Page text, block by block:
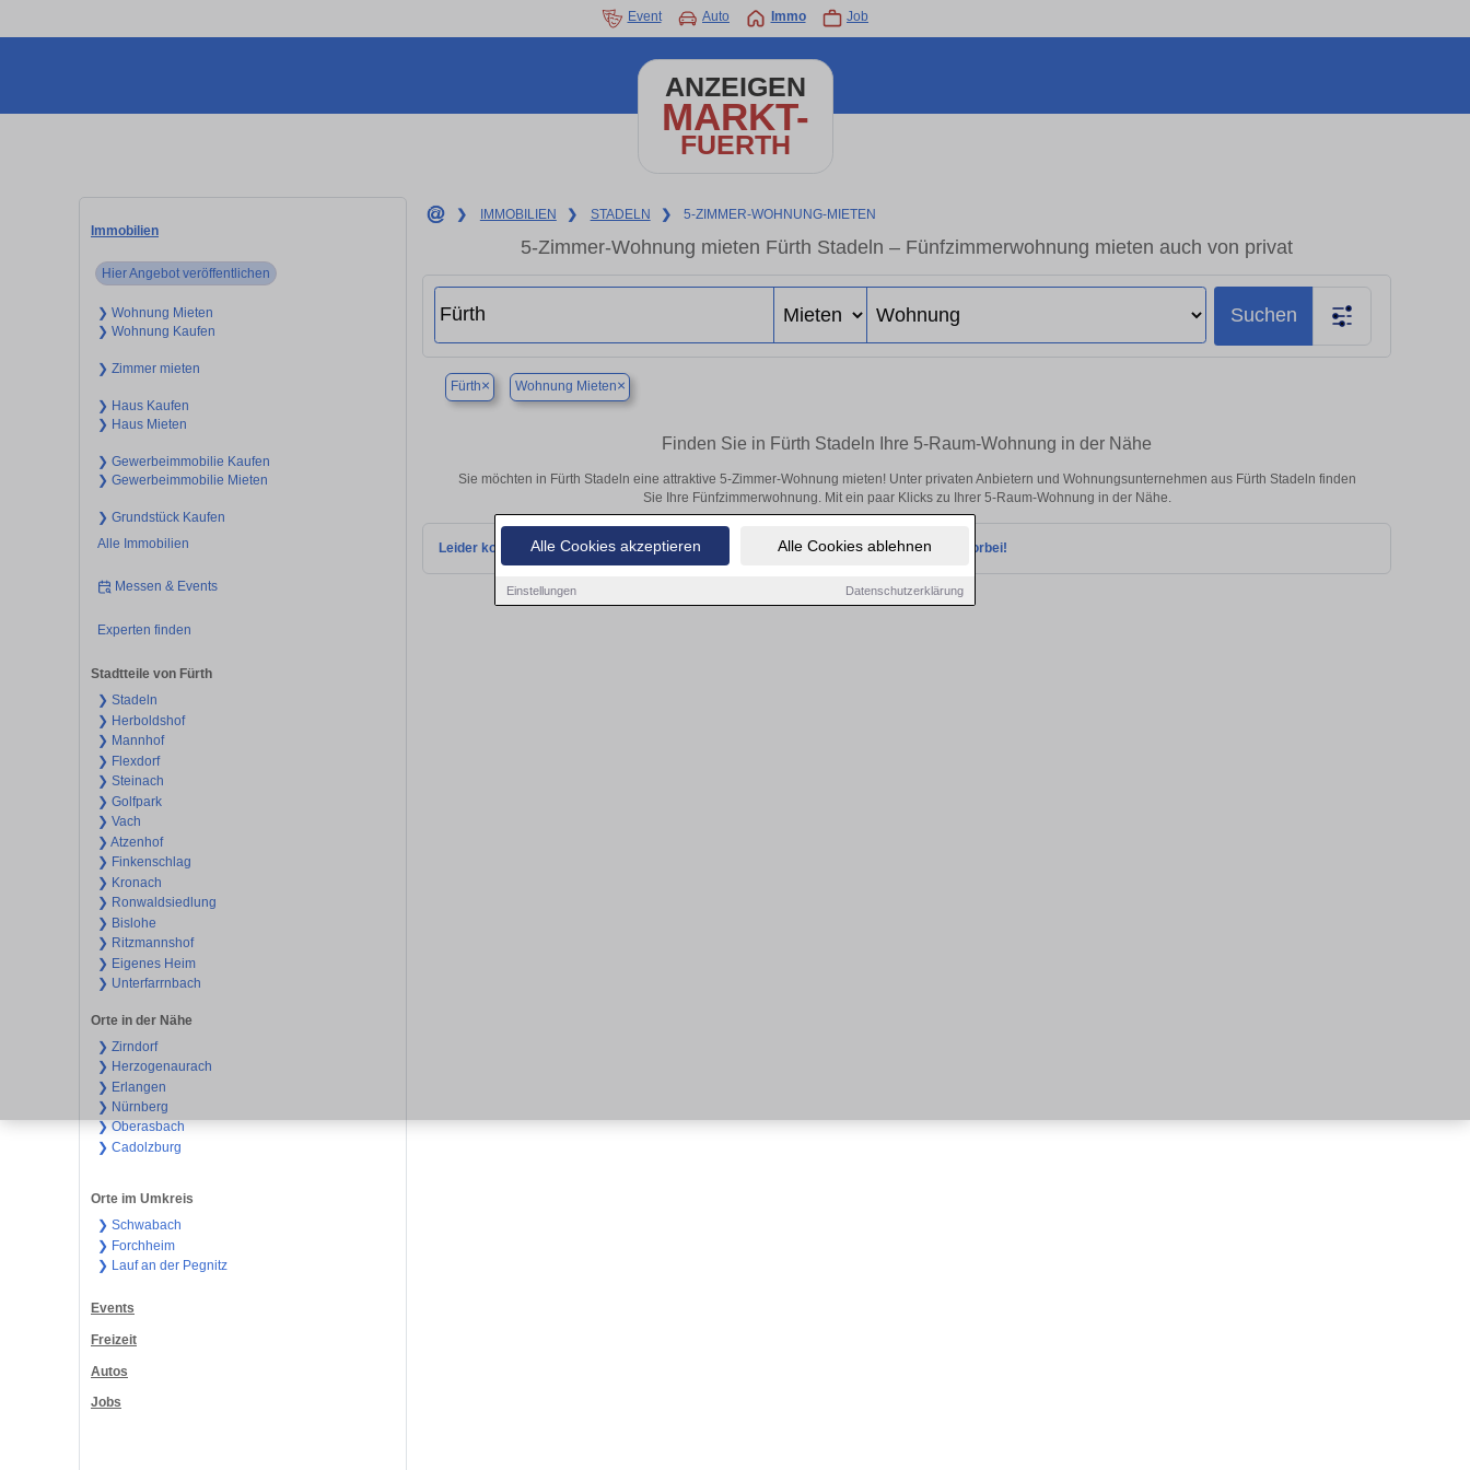
Alle Cookies akzeptieren Alle Cookies ablehnen
Einstellungen Datenschutzerklärung
Event Auto Immo Job
ANZEIGEN
MARKT-
FUERTH
Immobilien
Hier Angebot veröffentlichen
❯ Wohnung Mieten
❯ Wohnung Kaufen
❯ Zimmer mieten
❯ Haus Kaufen
❯ Haus Mieten
❯ Gewerbeimmobilie Kaufen
❯ Gewerbeimmobilie Mieten
❯ Grundstück Kaufen
Alle Immobilien
Messen & Events
Experten finden
Stadtteile von Fürth
❯ Stadeln
❯ Herboldshof
❯ Mannhof
❯ Flexdorf
❯ Steinach
❯ Golfpark
❯ Vach
❯ Atzenhof
❯ Finkenschlag
❯ Kronach
❯ Ronwaldsiedlung
❯ Bislohe
❯ Ritzmannshof
❯ Eigenes Heim
❯ Unterfarrnbach
Orte in der Nähe
❯ Zirndorf
❯ Herzogenaurach
❯ Erlangen
❯ Nürnberg
❯ Oberasbach
❯ Cadolzburg
Orte im Umkreis
❯ Schwabach
❯ Forchheim
❯ Lauf an der Pegnitz
Events
Freizeit
Autos
Jobs
❯ IMMOBILIEN ❯ STADELN ❯ 5-ZIMMER-WOHNUNG-MIETEN
5-Zimmer-Wohnung mieten Fürth Stadeln – Fünfzimmerwohnung mieten auch von privat
Suchen
Fürth× Wohnung Mieten×
Finden Sie in Fürth Stadeln Ihre 5-Raum-Wohnung in der Nähe
Sie möchten in Fürth Stadeln eine attraktive 5-Zimmer-Wohnung mieten! Unter privaten Anbietern und Wohnungsunternehmen aus Fürth Stadeln finden
Sie Ihre Fünfzimmerwohnung. Mit ein paar Klicks zu Ihrer 5-Raum-Wohnung in der Nähe.
Leider konnten wir derzeit keine passenden Objekte finden. Schauen Sie bald wieder vorbei!